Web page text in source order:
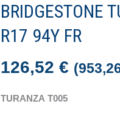
BRIDGESTONE
R17 94Y FR
126,52 €
TURANZA T005